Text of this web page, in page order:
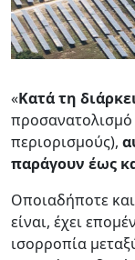
«Κατά τη
προσανατολισμό
περιορισμούς),
παράγουν έως
Οποιαδήποτε
είναι, έχει
ισορροπία